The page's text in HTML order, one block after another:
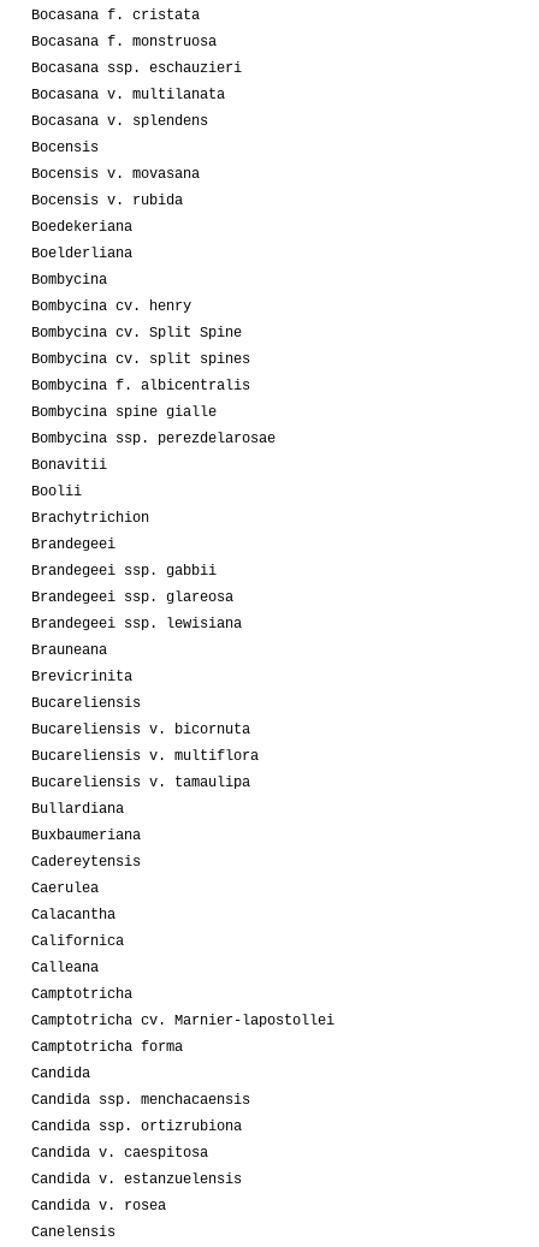
Bocasana f. cristata
Bocasana f. monstruosa
Bocasana ssp. eschauzieri
Bocasana v. multilanata
Bocasana v. splendens
Bocensis
Bocensis v. movasana
Bocensis v. rubida
Boedekeriana
Boelderliana
Bombycina
Bombycina cv. henry
Bombycina cv. Split Spine
Bombycina cv. split spines
Bombycina f. albicentralis
Bombycina spine gialle
Bombycina ssp. perezdelarosae
Bonavitii
Boolii
Brachytrichion
Brandegeei
Brandegeei ssp. gabbii
Brandegeei ssp. glareosa
Brandegeei ssp. lewisiana
Brauneana
Brevicrinita
Bucareliensis
Bucareliensis v. bicornuta
Bucareliensis v. multiflora
Bucareliensis v. tamaulipa
Bullardiana
Buxbaumeriana
Cadereytensis
Caerulea
Calacantha
Californica
Calleana
Camptotricha
Camptotricha cv. Marnier-lapostollei
Camptotricha forma
Candida
Candida ssp. menchacaensis
Candida ssp. ortizrubiona
Candida v. caespitosa
Candida v. estanzuelensis
Candida v. rosea
Canelensis